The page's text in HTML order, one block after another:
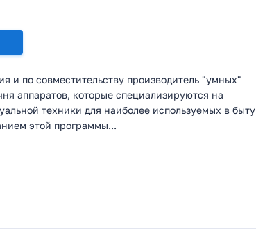
и по совместительству производитель "умных"
аппаратов, которые специализируются на
техники для наиболее используемых в быту
этой программы...